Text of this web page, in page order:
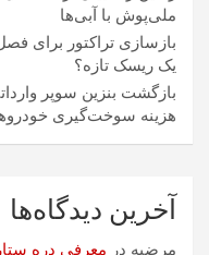
ملی‌پوش با آبی‌ها
بازسازی تراکتور برای
یک ریسک تازه؟
هزینه سوخت‌گیری
آخرین دیدگاه‌ها
مرضیه در معرفی دره